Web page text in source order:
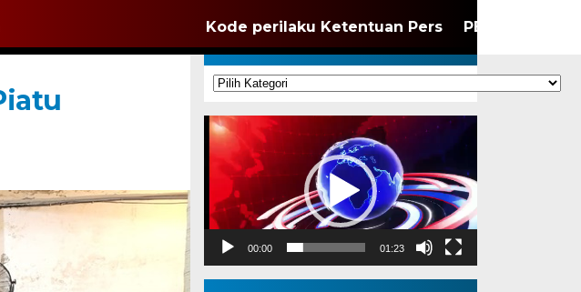
Kode perilaku Ketentuan Pers PEDOMAN
KATEGORI
Kategori
Pemutar
Video
00:00 01:23